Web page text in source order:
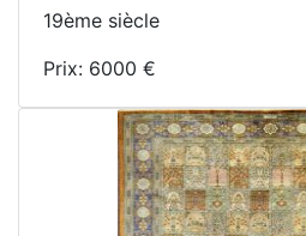
19ème siècle
Prix: 6000 €